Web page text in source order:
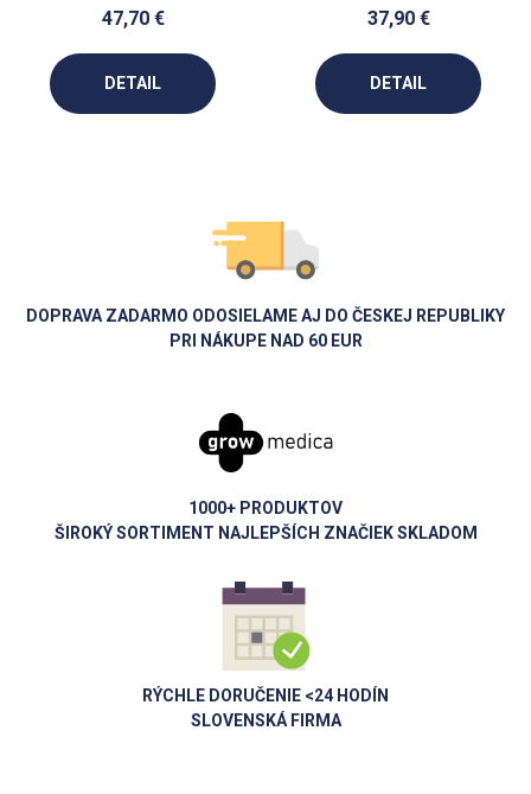
47,70 €
DETAIL
37,90 €
DETAIL
DOPRAVA ZADARMO ODOSIELAME AJ DO ČESKEJ REPUBLIKY
PRI NÁKUPE NAD 60 EUR
1000+ PRODUKTOV
ŠIROKÝ SORTIMENT NAJLEPŠÍCH ZNAČIEK SKLADOM
RÝCHLE DORUČENIE <24 HODÍN
SLOVENSKÁ FIRMA